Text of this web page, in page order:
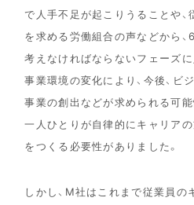
で人手不足が起こりうることや
を求める労働組合の声などから
考えなければならないフェーズに
事業環境の変化により、今後、ビ
事業の創出などが求められる可
一人ひとりが自律的にキャリア
をつくる必要性がありました。
しかし、M社はこれまで従業員